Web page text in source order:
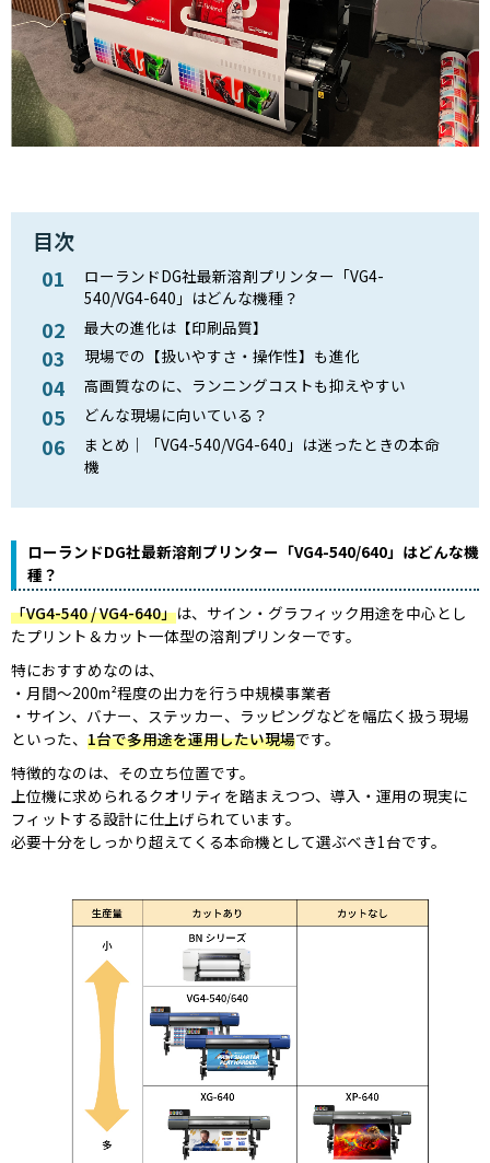
目次
ローランドDG社最新溶剤プリンター「VG4-
540/VG4-640」はどんな機種？
最大の進化は【印刷品質】
現場での【扱いやすさ・操作性】も進化
高画質なのに、ランニングコストも抑えやすい
どんな現場に向いている？
まとめ｜「VG4-540/VG4-640」は迷ったときの本命
機
ローランドDG社最新溶剤プリンター「VG4-540/640」はどんな機
種？
「VG4-540 / VG4-640」は、サイン・グラフィック用途を中心とし
たプリント＆カット一体型の溶剤プリンターです。
特におすすめなのは、
月間〜200m²程度の出力を行う中規模事業者
サイン、バナー、ステッカー、ラッピングなどを幅広く扱う現場
といった、 1台で多用途を運用したい現場です。
特徴的なのは、その立ち位置です。
上位機に求められるクオリティを踏まえつつ、導入・運用の現実に
フィットする設計に仕上げられています。
必要十分をしっかり超えてくる本命機として選ぶべき1台です。